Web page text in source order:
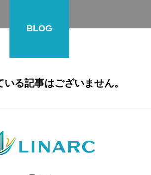
BLOG
る記事はございません。